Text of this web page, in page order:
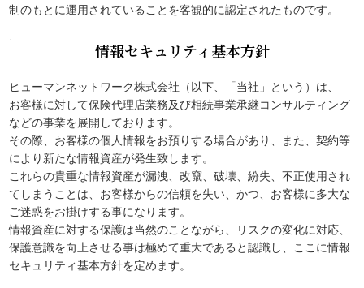
制のもとに運用されていることを客観的に認定されたものです。
情報セキュリティ基本方針
ヒューマンネットワーク株式会社（以下、「当社」という）は、
お客様に対して保険代理店業務及び相続事業承継コンサルティング
などの事業を展開しております。
その際、お客様の個人情報をお預りする場合があり、また、契約等
により新たな情報資産が発生致します。
これらの貴重な情報資産が漏洩、改竄、破壊、紛失、不正使用され
てしまうことは、お客様からの信頼を失い、かつ、お客様に多大な
ご迷惑をお掛けする事になります。
情報資産に対する保護は当然のことながら、リスクの変化に対応、
保護意識を向上させる事は極めて重大であると認識し、ここに情報
セキュリティ基本方針を定めます。